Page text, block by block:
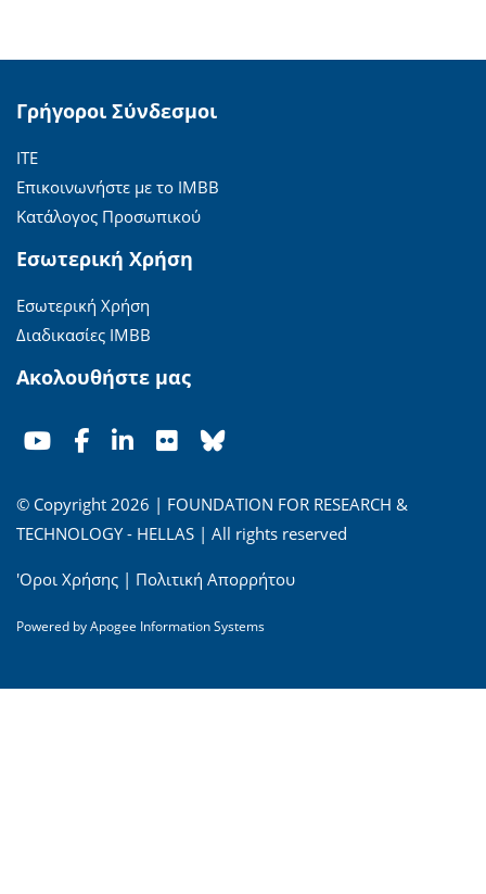
Γρήγοροι Σύνδεσμοι
ΙΤΕ
Επικοινωνήστε με το ΙΜΒΒ
Κατάλογος Προσωπικού
Εσωτερική Χρήση
Εσωτερική Χρήση
Διαδικασίες ΙΜΒΒ
Ακολουθήστε μας
© Copyright 2026 | FOUNDATION FOR RESEARCH &
TECHNOLOGY - HELLAS | All rights reserved
'Οροι Χρήσης | Πολιτική Απορρήτου
Powered byApogee Information Systems